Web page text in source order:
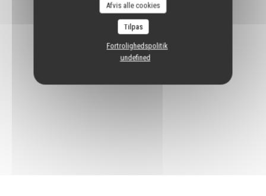
Afvis alle cookies
Tilpas
Fortrolighedspolitik
undefined